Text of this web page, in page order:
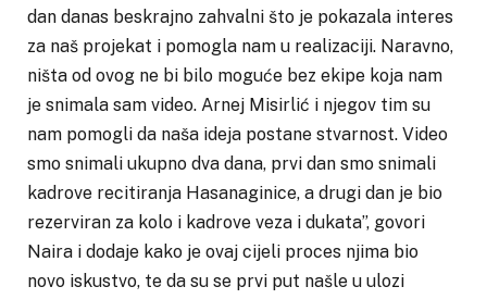
dan danas beskrajno zahvalni što je pokazala interes
za naš projekat i pomogla nam u realizaciji. Naravno,
ništa od ovog ne bi bilo moguće bez ekipe koja nam
je snimala sam video. Arnej Misirlić i njegov tim su
nam pomogli da naša ideja postane stvarnost. Video
smo snimali ukupno dva dana, prvi dan smo snimali
kadrove recitiranja Hasanaginice, a drugi dan je bio
rezerviran za kolo i kadrove veza i dukata”, govori
Naira i dodaje kako je ovaj cijeli proces njima bio
novo iskustvo, te da su se prvi put našle u ulozi